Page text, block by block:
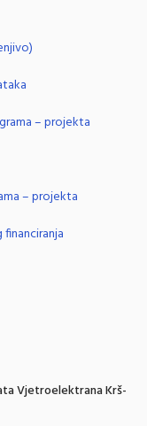
– projekta
– projekta
Vjetroelektrana Krš-